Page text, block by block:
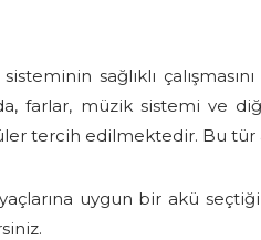
sağlıklı
farlar, müzik sistemi ve
tercih edilmektedir. Bu
uygun bir akü